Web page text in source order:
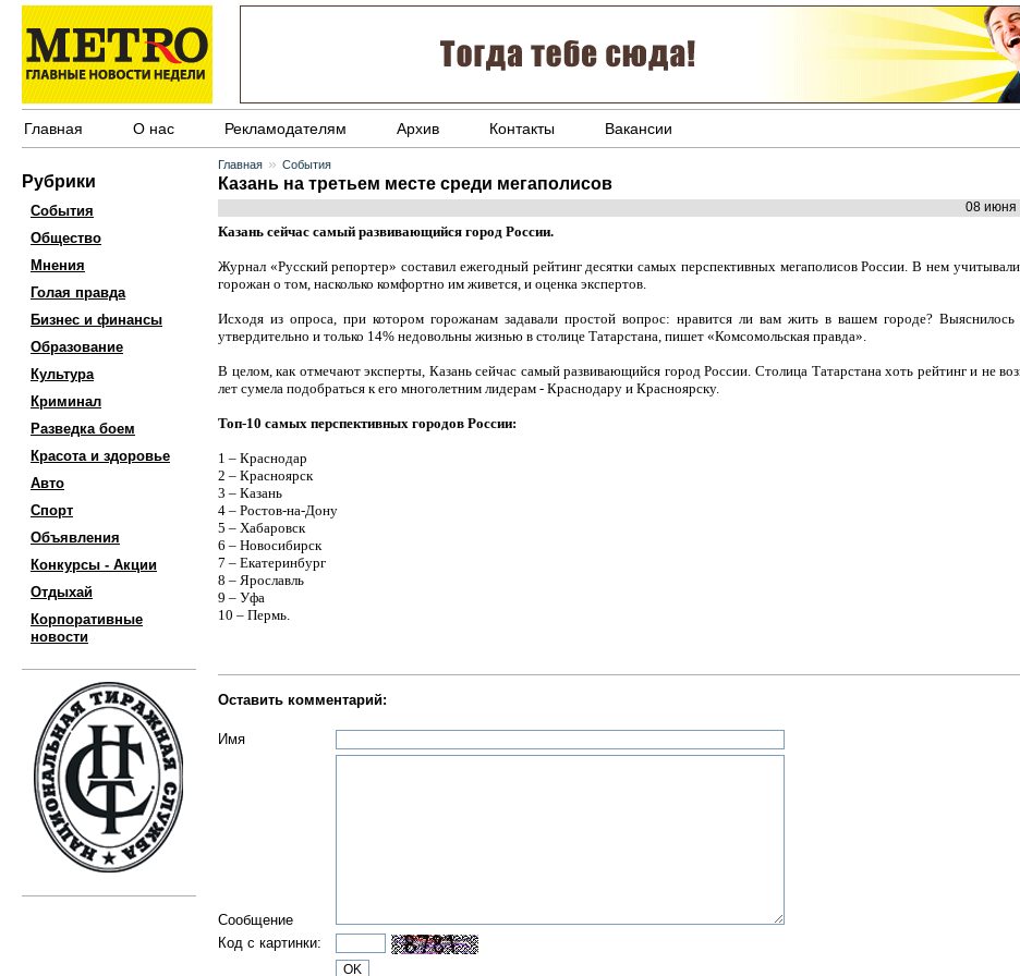
Главная О нас Рекламодателям Архив Контакты Вакансии
Рубрики
События
Общество
Мнения
Голая правда
Бизнес и финансы
Образование
Культура
Криминал
Разведка боем
Красота и здоровье
Авто
Спорт
Объявления
Конкурсы - Акции
Отдыхай
Корпоративные
новости
Главная » События
Казань на третьем месте среди мегаполисов
08 июня
Казань сейчас самый развивающийся город России.
Журнал «Русский репортер» составил ежегодный рейтинг десятки самых перспективных мегаполисов России. В нем
горожан о том, насколько комфортно им живется, и оценка экспертов.
Исходя из опроса, при котором горожанам задавали простой вопрос: нравится ли вам жить в вашем городе? Выяснилось
утвердительно и только 14% недовольны жизнью в столице Татарстана, пишет «Комсомольская правда».
В целом, как отмечают эксперты, Казань сейчас самый развивающийся город России. Столица Татарстана хоть рейтинг и не
лет сумела подобраться к его многолетним лидерам - Краснодару и Красноярску.
Топ-10 самых перспективных городов России:
1 – Краснодар
2 – Красноярск
3 – Казань
4 – Ростов-на-Дону
5 – Хабаровск
6 – Новосибирск
7 – Екатеринбург
8 – Ярославль
9 – Уфа
10 – Пермь.
Оставить комментарий:
Имя
Сообщение
Код с картинки: